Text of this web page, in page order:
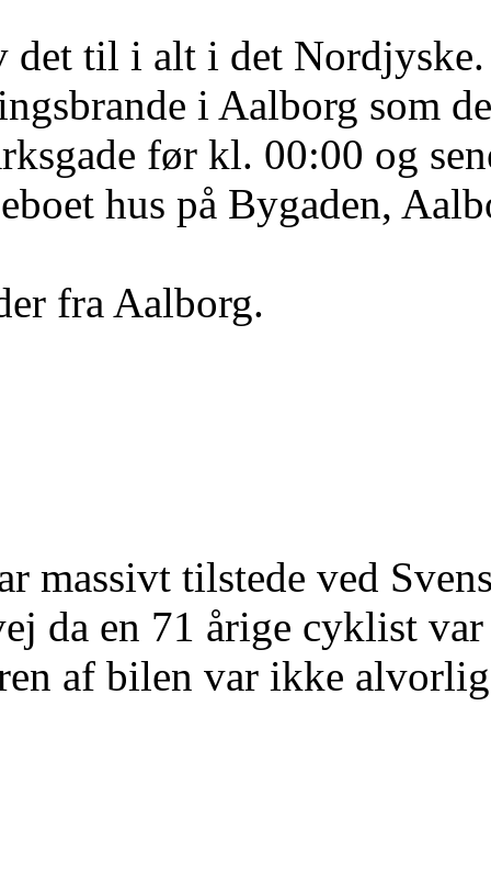
det til i alt i det Nordjyske.
i Aalborg som
før kl. 00:00 og
hus på Bygaden,
fra Aalborg.
massivt tilstede ved
da en 71 årige cyklist
af bilen var ikke